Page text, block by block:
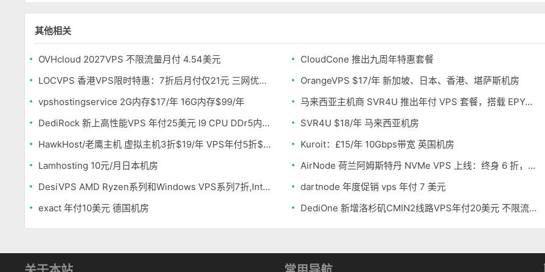
其他相关
OVHcloud 2027VPS 不限流量月付 4.54美元
CloudCone 推出九周年特惠套餐
LOCVPS 香港VPS限时特惠：7折后月付仅21元 三网优化BGP线路 可选原生IP
OrangeVPS $17/年 新加坡、日本、香港、堪萨斯机房
vpshostingservice 2G内存$17/年 16G内存$99/年
马来西亚主机商 SVR4U 推出年付 VPS 套餐，搭载 EPYC/至强铂金，支持支付宝
DediRock 新上高性能VPS 年付25美元 I9 CPU DDr5内存 纽约机房
SVR4U $18/年 马来西亚机房
HawkHost/老鹰主机 虚拟主机3折$19/年 VPS年付5折$25/年
Kuroit：£15/年 10Gbps带宽 英国机房
Lamhosting 10元/月日本机房
AirNode 荷兰阿姆斯特丹 NVMe VPS 上线：终身 6 折，€1.99/月起，2.5Tbit/s DDoS 防护
DesiVPS AMD Ryzen系列和Windows VPS系列7折,Intel系列年付11.6美元
dartnode 年度促销 vps 年付 7 美元
exact 年付10美元 德国机房
DediOne 新增洛杉矶CMIN2线路VPS年付20美元 不限流量